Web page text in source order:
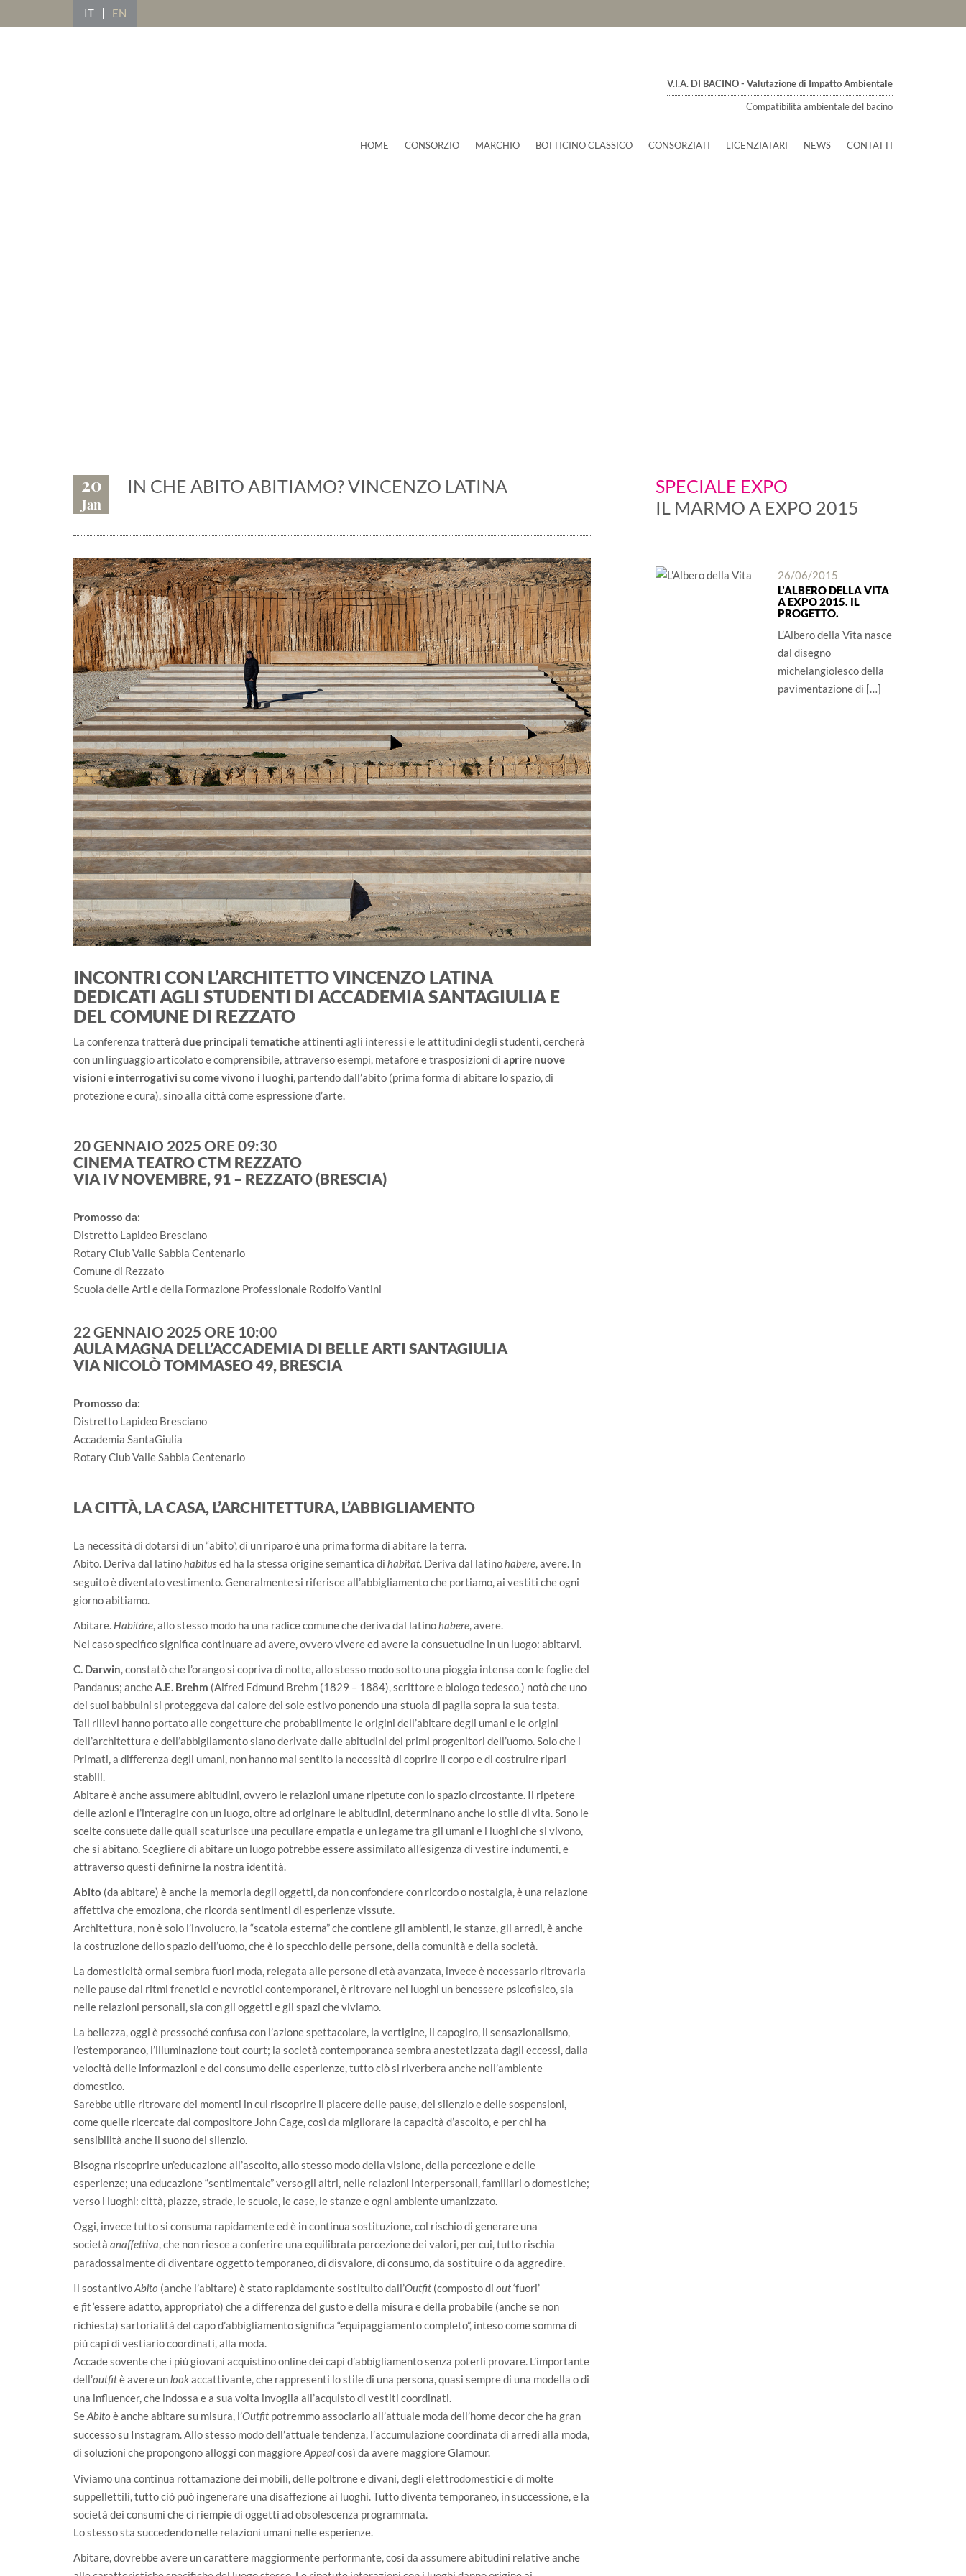
IT EN
V.I.A. DI BACINO - Valutazione di Impatto Ambientale
Compatibilità ambientale del bacino
HOME CONSORZIO MARCHIO BOTTICINO CLASSICO CONSORZIATI LICENZIATARI NEWS CONTATTI
20
Jan
IN CHE ABITO ABITIAMO? VINCENZO LATINA
INCONTRI CON L’ARCHITETTO VINCENZO LATINA
DEDICATI AGLI STUDENTI DI ACCADEMIA SANTAGIULIA E
DEL COMUNE DI REZZATO
La conferenza tratterà due principali tematicheattinenti agli interessi e le attitudini degli studenti, cercherà
con un linguaggio articolato e comprensibile, attraverso esempi, metafore e trasposizioni di aprire nuove
visioni e interrogativi sucome vivono i luoghi, partendo dall’abito (prima forma di abitare lo spazio, di
protezione e cura), sino alla città come espressione d’arte.
20 GENNAIO 2025 ORE 09:30
CINEMA TEATRO CTM REZZATO
VIA IV NOVEMBRE, 91 – REZZATO (BRESCIA)
Promosso da:
Distretto Lapideo Bresciano
Rotary Club Valle Sabbia Centenario
Comune di Rezzato
Scuola delle Arti e della Formazione Professionale Rodolfo Vantini
22 GENNAIO 2025 ORE 10:00
AULA MAGNA DELL’ACCADEMIA DI BELLE ARTI SANTAGIULIA
VIA NICOLÒ TOMMASEO 49, BRESCIA
Promosso da:
Distretto Lapideo Bresciano
Accademia SantaGiulia
Rotary Club Valle Sabbia Centenario
LA CITTÀ, LA CASA, L’ARCHITETTURA, L’ABBIGLIAMENTO
La necessità di dotarsi di un “abito”, di un riparo è una prima forma di abitare la terra.
Abito. Deriva dal latino habitus ed ha la stessa origine semantica di habitat. Deriva dal latino habere, avere. In
seguito è diventato vestimento. Generalmente si riferisce all’abbigliamento che portiamo, ai vestiti che ogni
giorno abitiamo.
Abitare. Habitàre, allo stesso modo ha una radice comune che deriva dal latino habere, avere.
Nel caso specifico significa continuare ad avere, ovvero vivere ed avere la consuetudine in un luogo: abitarvi.
C. Darwin, constatò che l’orango si copriva di notte, allo stesso modo sotto una pioggia intensa con le foglie del
Pandanus; ancheA.E. Brehm (Alfred Edmund Brehm (1829 – 1884), scrittore e biologo tedesco.) notò che uno
dei suoi babbuini si proteggeva dal calore del sole estivo ponendo una stuoia di paglia sopra la sua testa.
Tali rilievi hanno portato alle congetture che probabilmente le origini dell’abitare degli umani e le origini
dell’architettura e dell’abbigliamento siano derivate dalle abitudini dei primi progenitori dell’uomo. Solo che i
Primati, a differenza degli umani, non hanno mai sentito la necessità di coprire il corpo e di costruire ripari
stabili.
Abitare è anche assumere abitudini, ovvero le relazioni umane ripetute con lo spazio circostante. Il ripetere
delle azioni e l’interagire con un luogo, oltre ad originare le abitudini, determinano anche lo stile di vita. Sono le
scelte consuete dalle quali scaturisce una peculiare empatia e un legame tra gli umani e i luoghi che si vivono,
che si abitano. Scegliere di abitare un luogo potrebbe essere assimilato all’esigenza di vestire indumenti, e
attraverso questi definirne la nostra identità.
Abito (da abitare) è anche la memoria degli oggetti, da non confondere con ricordo o nostalgia, è una relazione
affettiva che emoziona, che ricorda sentimenti di esperienze vissute.
Architettura, non è solo l’involucro, la “scatola esterna” che contiene gli ambienti, le stanze, gli arredi, è anche
la costruzione dello spazio dell’uomo, che è lo specchio delle persone, della comunità e della società.
La domesticità ormai sembra fuori moda, relegata alle persone di età avanzata, invece è necessario ritrovarla
nelle pause dai ritmi frenetici e nevrotici contemporanei, è ritrovare nei luoghi un benessere psicofisico, sia
nelle relazioni personali, sia con gli oggetti e gli spazi che viviamo.
La bellezza, oggi è pressoché confusa con l’azione spettacolare, la vertigine, il capogiro, il sensazionalismo,
l’estemporaneo, l’illuminazione tout court; la società contemporanea sembra anestetizzata dagli eccessi, dalla
velocità delle informazioni e del consumo delle esperienze, tutto ciò si riverbera anche nell’ambiente
domestico.
Sarebbe utile ritrovare dei momenti in cui riscoprire il piacere delle pause, del silenzio e delle sospensioni,
come quelle ricercate dal compositore John Cage, così da migliorare la capacità d’ascolto, e per chi ha
sensibilità anche il suono del silenzio.
Bisogna riscoprire un’educazione all’ascolto, allo stesso modo della visione, della percezione e delle
esperienze; una educazione “sentimentale” verso gli altri, nelle relazioni interpersonali, familiari o domestiche;
verso i luoghi: città, piazze, strade, le scuole, le case, le stanze e ogni ambiente umanizzato.
Oggi, invece tutto si consuma rapidamente ed è in continua sostituzione, col rischio di generare una
società anaffettiva, che non riesce a conferire una equilibrata percezione dei valori, per cui, tutto rischia
paradossalmente di diventare oggetto temporaneo, di disvalore, di consumo, da sostituire o da aggredire.
Il sostantivo Abito (anche l’abitare) è stato rapidamente sostituito dall’Outfit (composto di out ‘fuori’
e fit ‘essere adatto, appropriato) che a differenza del gusto e della misura e della probabile (anche se non
richiesta) sartorialità del capo d’abbigliamento significa “equipaggiamento completo”, inteso come somma di
più capi di vestiario coordinati, alla moda.
Accade sovente che i più giovani acquistino online dei capi d’abbigliamento senza poterli provare. L’importante
dell’outfit è avere un look accattivante, che rappresenti lo stile di una persona, quasi sempre di una modella o di
una influencer, che indossa e a sua volta invoglia all’acquisto di vestiti coordinati.
Se Abito è anche abitare su misura, l’Outfit potremmo associarlo all’attuale moda dell’home decor che ha gran
successo su Instagram. Allo stesso modo dell’attuale tendenza, l’accumulazione coordinata di arredi alla moda,
di soluzioni che propongono alloggi con maggiore Appeal così da avere maggiore Glamour.
Viviamo una continua rottamazione dei mobili, delle poltrone e divani, degli elettrodomestici e di molte
suppellettili, tutto ciò può ingenerare una disaffezione ai luoghi. Tutto diventa temporaneo, in successione, e la
società dei consumi che ci riempie di oggetti ad obsolescenza programmata.
Lo stesso sta succedendo nelle relazioni umani nelle esperienze.
Abitare, dovrebbe avere un carattere maggiormente performante, così da assumere abitudini relative anche
SPECIALE EXPO
IL MARMO A EXPO 2015
26/06/2015
L’ALBERO DELLA VITA
A EXPO 2015. IL
PROGETTO.
L’Albero della Vita nasce
dal disegno
michelangiolesco della
pavimentazione di […]